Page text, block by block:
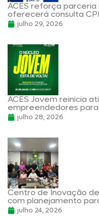
ACES reforça
oferecerá consulta
julho 29, 2026
ACES Jovem reinicia
empreendedores
julho 28, 2026
Centro de Inovação
com planejamento
julho 24, 2026